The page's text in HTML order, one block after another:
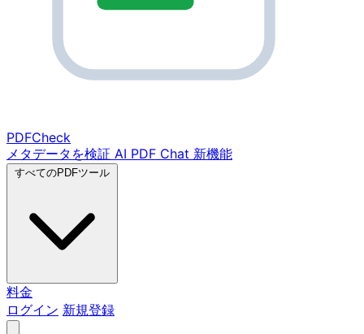
PDFCheck
メタデータを検証 AI PDF Chat 新機能
すべてのPDFツール
料金
ログイン 新規登録